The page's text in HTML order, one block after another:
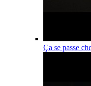
Ça se passe